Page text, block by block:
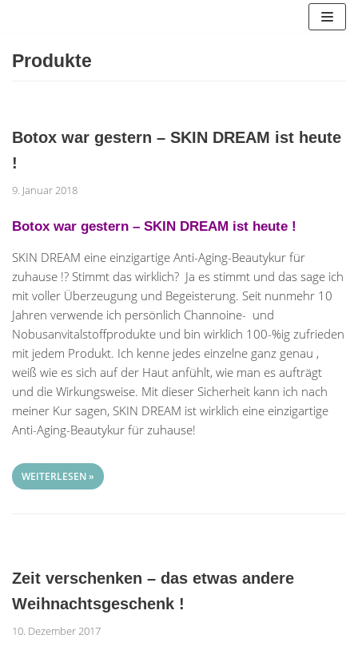
springen
Produkte
Botox war gestern – SKIN DREAM ist heute
!
9. Januar 2018
Botox war gestern – SKIN DREAM ist heute !
SKIN DREAM eine einzigartige Anti-Aging-Beautykur für
zuhause !? Stimmt das wirklich? Ja es stimmt und das sage ich
mit voller Überzeugung und Begeisterung. Seit nunmehr 10
Jahren verwende ich persönlich Channoine- und
Nobusanvitalstoffprodukte und bin wirklich 100-%ig zufrieden
mit jedem Produkt. Ich kenne jedes einzelne ganz genau ,
weiß wie es sich auf der Haut anfühlt, wie man es aufträgt
und die Wirkungsweise. Mit dieser Sicherheit kann ich nach
meiner Kur sagen, SKIN DREAM ist wirklich eine einzigartige
Anti-Aging-Beautykur für zuhause!
WEITERLESEN »
Zeit verschenken – das etwas andere
Weihnachtsgeschenk !
10. Dezember 2017